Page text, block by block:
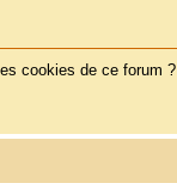
cookies de ce forum ?